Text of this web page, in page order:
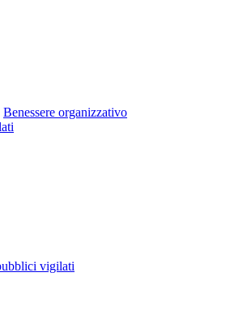
Benessere organizzativo
vigilati